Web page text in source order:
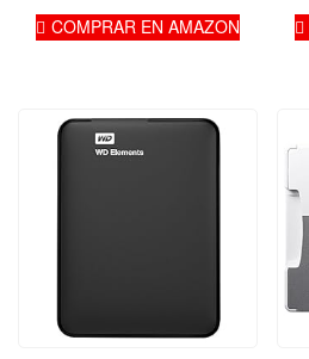
COMPRAR EN AMAZON